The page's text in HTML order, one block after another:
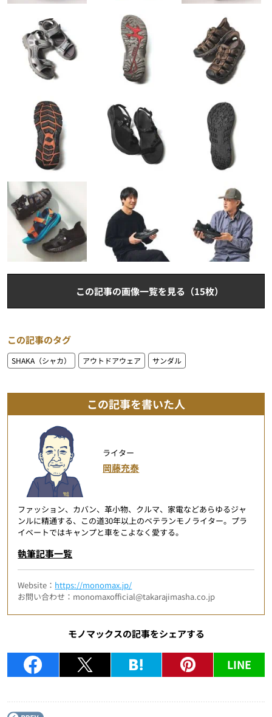
この記事の画像一覧を見る（15枚）
この記事のタグ
SHAKA（シャカ） アウトドアウェア サンダル
この記事を書いた人
ライター
岡藤充泰
ファッション、カバン、革小物、クルマ、家電などあらゆるジャ
ンルに精通する、この道30年以上のベテランモノライター。プラ
イベートではキャンプと車をこよなく愛する。
執筆記事一覧
Website： https://monomax.jp/
お問い合わせ：monomaxofficial@takarajimasha.co.jp
モノマックスの記事をシェアする
LINE